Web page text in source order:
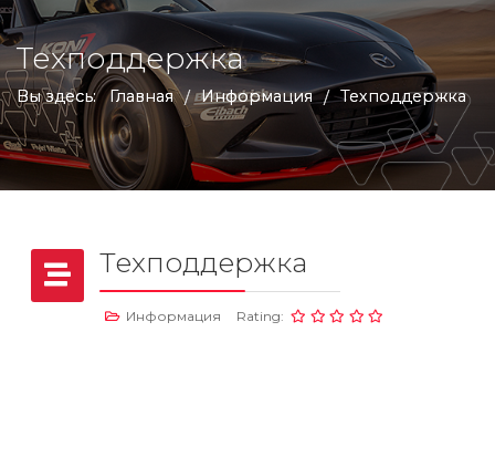
Техподдержка
Вы здесь: Главная / Информация / Техподдержка
Техподдержка
Информация Rating: